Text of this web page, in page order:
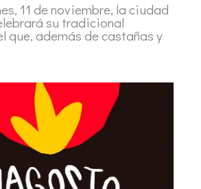
11 de noviembre, la ciudad
su tradicional
que, además de castañas y